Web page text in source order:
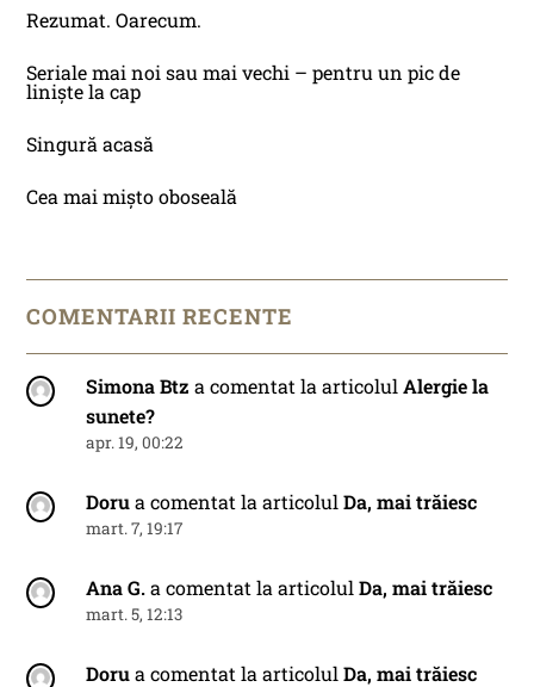
Rezumat. Oarecum.
Seriale mai noi sau mai vechi – pentru un pic de
liniște la cap
Singură acasă
Cea mai mișto oboseală
COMENTARII RECENTE
Simona Btz a comentat la articolulAlergie la
sunete?
apr. 19, 00:22
Dorua comentat la articolulDa, mai trăiesc
mart. 7, 19:17
Ana G.a comentat la articolulDa, mai trăiesc
mart. 5, 12:13
Dorua comentat la articolulDa, mai trăiesc